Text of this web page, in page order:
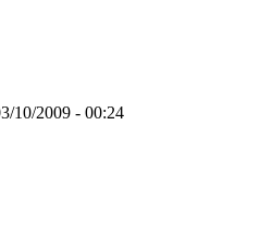
10/2009 - 00:24